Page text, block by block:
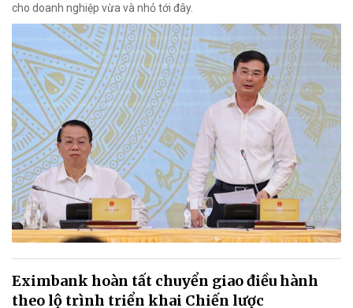
cho doanh nghiệp vừa và nhỏ tới đây.
Eximbank hoàn tất chuyển giao điều hành
theo lộ trình triển khai Chiến lược